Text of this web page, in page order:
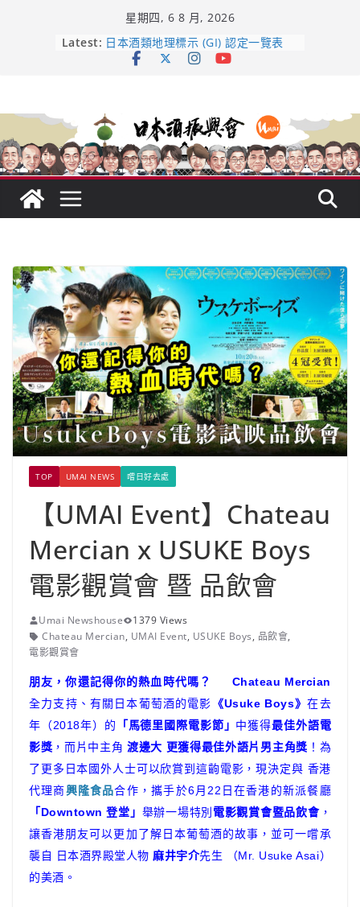
星期四, 6 8 月, 2026
Latest: 龜之井酒造：口說上手 – 山形純米大
吟釀的堅持與傳承 ～ くどき上手
響 𝟭𝟮 年 復活了!
【酒業商戰】130年老酒藏殺入股票
市場！梅乃宿上市背後的密碼
TOP UMAI NEWS 嚐日好去處
【UMAI Event】Chateau
Mercian x USUKE Boys
電影觀賞會 暨 品飲會
Umai Newshouse
1379 Views
Chateau Mercian, UMAI Event, USUKE Boys, 品飲會,
電影觀賞會
朋友，你還記得你的熱血時代嗎？ Chateau Mercian
全力支持、有關日本葡萄酒的電影 《Usuke Boys》在去
年（2018年）的
「馬德里國際電影節」 中獲得最佳外語電
影獎 ，而片中主角渡邊大 更獲得最佳外語片男主角獎 ！為
了更多日本國外人士可以欣賞到這齣電影，現決定與 香港
代理商興隆食品合作，攜手於6月22日在香港的新派餐廳
「Downtown 登堂」 舉辦一場特別 電影觀賞會暨品飲會，
讓香港朋友可以更加了解日本葡萄酒的故事，並可一嚐承
襲自 日本酒界殿堂人物 麻井宇介先生 （Mr. Usuke Asai）
的美酒。